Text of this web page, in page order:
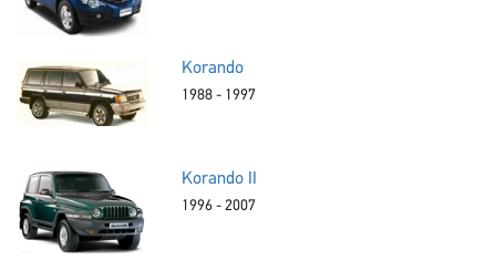
Korando
1988 - 1997
Korando II
1996 - 2007